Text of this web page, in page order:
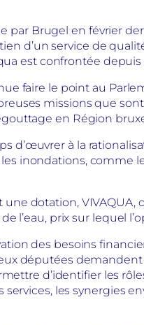
Brugel en février
d’un service de
est confrontée
faire le point au
missions que
en Région
d’œuvrer à la
inondations, comme
dotation, VIVAQUA,
l’eau, prix sur lequel
des besoins
députées
d’identifier les
les synergies